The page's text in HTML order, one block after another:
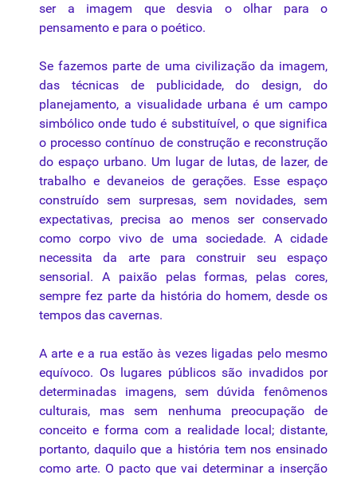
sera imagem que desvia o olhar para o
pensamento e para o poético.
Sefazemos parte de uma civilização da imagem,
das técnicasde publicidade, do design, do
planejamento, a visualidade urbana é um campo
simbólico onde tudoé substituível, o quesignifica
o processo contínuo de construção e reconstrução
do espaço urbano. Um lugar de lutas, de lazer, de
trabalho e devaneios de gerações. Esse espaço
construído sem surpresas,sem novidades,sem
expectativas, precisa ao menos serconservado
como corpo vivo de uma sociedade. A cidade
necessitada arte para construir seu
espaço
sensorial. A paixãopelas formas, pelas cores,
sempre fez parte da história do homem, desde os
tempos das cavernas.
A arte e a rua estão às vezes ligadas pelo mesmo
equívoco. Os lugares públicos são invadidos por
determinadas imagens, sem dúvida fenômenos
culturais, massem nenhuma preocupação de
conceito e forma com a realidade local; distante,
portanto, daquiloque a história tem nos ensinado
como arte. O pacto que vai determinar a inserção